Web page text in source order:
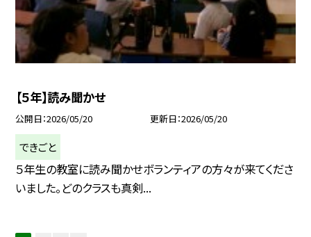
【５年】読み聞かせ
公開日 2026/05/20 更新日 2026/05/20
できごと
５年生の教室に読み聞かせボランティアの方々が来てくださ
いました。どのクラスも真剣...